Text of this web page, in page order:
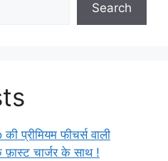
Search
प्रीमियम फीचर्स वाली
चार्जर के साथ !